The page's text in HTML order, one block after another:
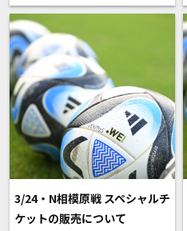
3/24・N相模原戦 スペシャルチ
ケットの販売について